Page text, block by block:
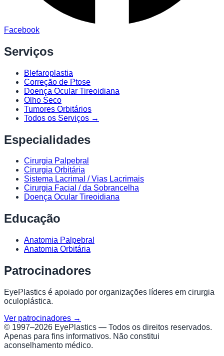
Facebook
Serviços
Blefaroplastia
Correção de Ptose
Doença Ocular Tireoidiana
Olho Seco
Tumores Orbitários
Todos os Serviços →
Especialidades
Cirurgia Palpebral
Cirurgia Orbitária
Sistema Lacrimal / Vias Lacrimais
Cirurgia Facial / da Sobrancelha
Doença Ocular Tireoidiana
Educação
Anatomia Palpebral
Anatomia Orbitária
Patrocinadores
EyePlastics é apoiado por organizações líderes em cirurgia
oculoplástica.
Ver patrocinadores →
© 1997–2026 EyePlastics — Todos os direitos reservados.
Apenas para fins informativos. Não constitui
aconselhamento médico.